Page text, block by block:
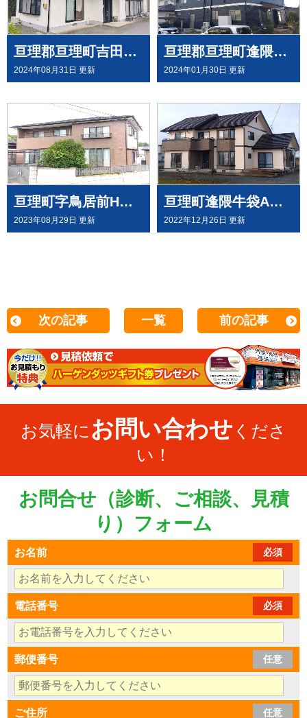
亘理郡亘理町吉田 F様邸屋根外壁塗装工事させて頂きました
2024年08月31日 更新
亘理郡亘理町逢隈下郡 N様邸で屋根外壁塗装させて頂きました
2024年01月30日 更新
亘理町字鳥居前H様邸で 屋根外壁塗装工事させて頂きました
2023年08月29日 更新
亘理町逢隈牛袋A様邸で 外壁塗装工事させて頂きました
2022年12月26日 更新
次の記事 一覧 前の記事
お気軽に お問い合わせ くださ
い！
お問合せ（診断、ご相談、見積
り）フォーム
お名前 必須
電話番号 必須
郵便番号 任意
ご住所 任意